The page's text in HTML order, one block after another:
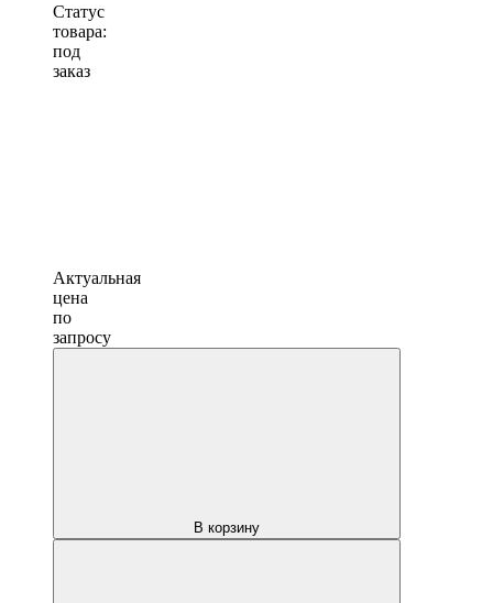
Статус
товара:
под
заказ
Актуальная
цена
по
запросу
В корзину